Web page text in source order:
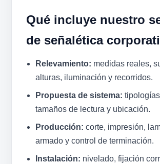
Qué incluye nuestro
de señalética
Relevamiento: medidas reales,
alturas, iluminación y recorridos.
Propuesta de sistema:
tamaños de lectura y ubicación.
Producción: corte, impresión,
armado y control de terminación.
Instalación: nivelado, fijación